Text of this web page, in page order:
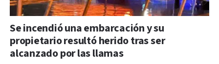
Se incendió una embarcación y su
propietario resultó herido tras ser
alcanzado por las llamas